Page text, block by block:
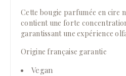
Cette bougie parfumée en cire
contient une forte
garantissant une expérience
Origine française garantie
Vegan